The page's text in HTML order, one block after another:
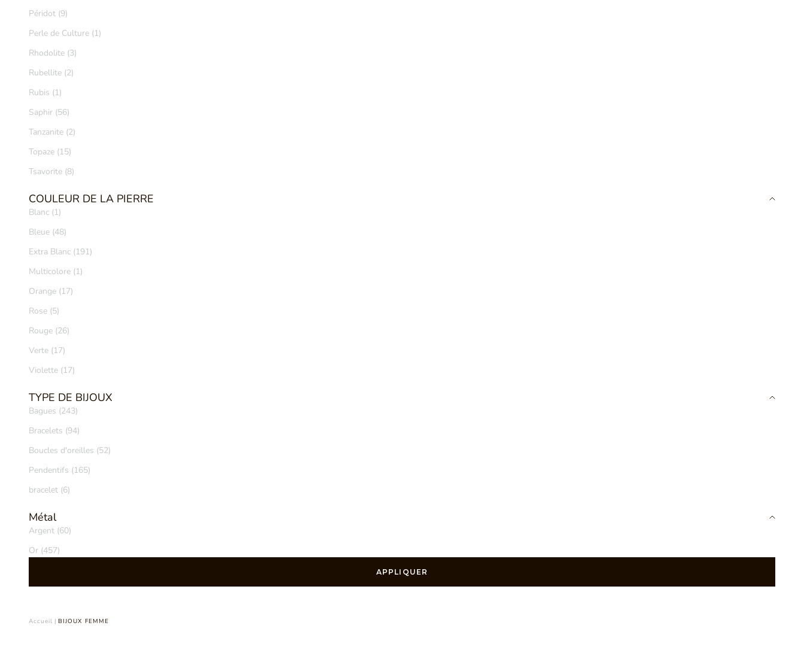
Péridot (9)
Perle de Culture (1)
Rhodolite (3)
Rubellite (2)
Rubis (1)
Saphir (56)
Tanzanite (2)
Topaze (15)
Tsavorite (8)
COULEUR DE LA PIERRE
Blanc (1)
Bleue (48)
Extra Blanc (191)
Multicolore (1)
Orange (17)
Rose (5)
Rouge (26)
Verte (17)
Violette (17)
TYPE DE BIJOUX
Bagues (243)
Bracelets (94)
Boucles d'oreilles (52)
Pendentifs (165)
bracelet (6)
Métal
Argent (60)
Or (457)
APPLIQUER
Accueil | BIJOUX FEMME